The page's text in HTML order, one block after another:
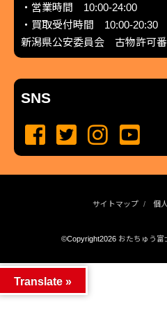
・営業時間 10:00-24:00
・買取受付時間 10:00-20:30
新潟県公安委員会 古物許可番
SNS
サイトマップ 個
©Copyright2026 おたちゅう富
Translate »